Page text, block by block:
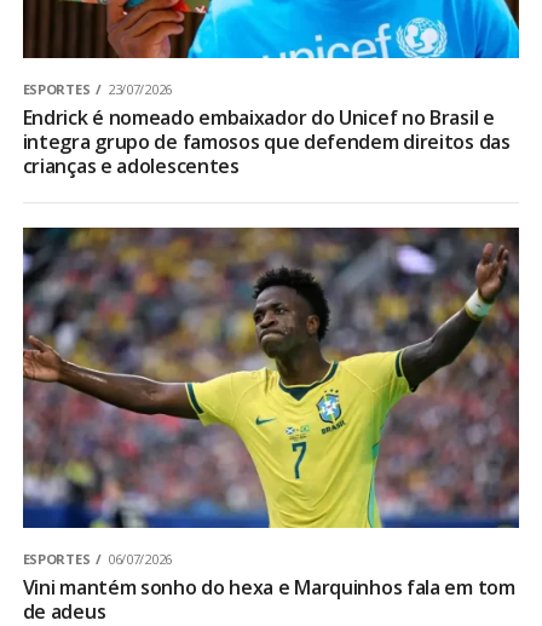
ESPORTES 23/07/2026
Endrick é nomeado embaixador do Unicef no Brasil e
integra grupo de famosos que defendem direitos das
crianças e adolescentes
ESPORTES 06/07/2026
Vini mantém sonho do hexa e Marquinhos fala em tom
de adeus